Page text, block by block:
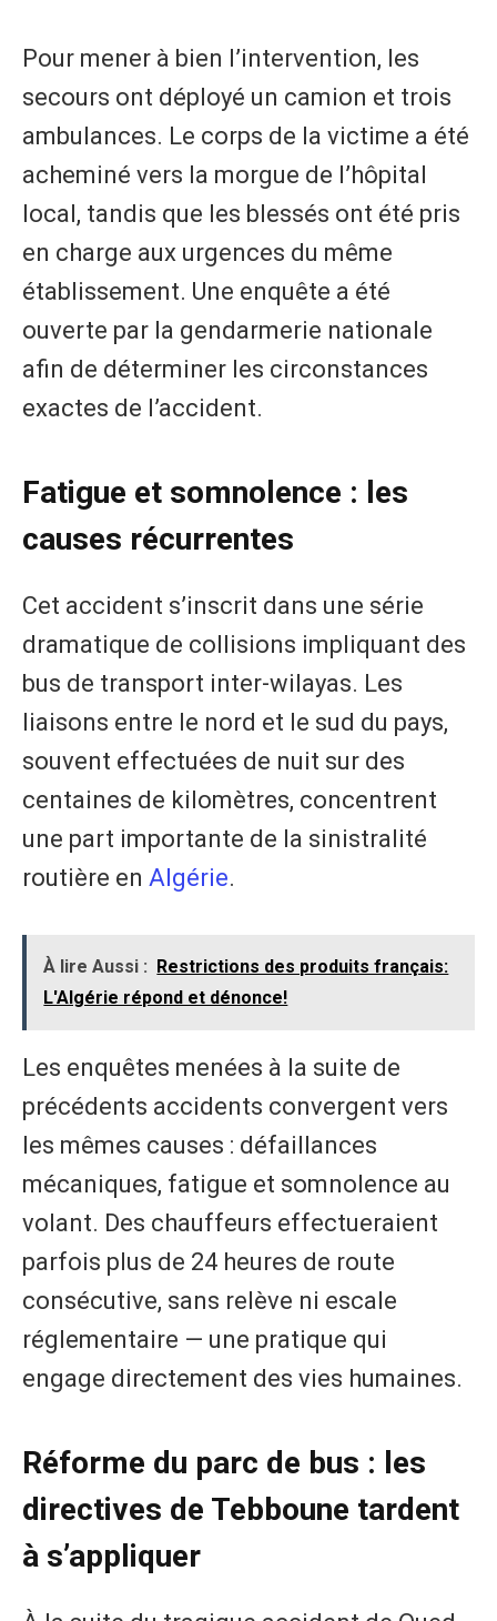
Pour mener à bien l’intervention, les
secours ont déployé un camion et trois
ambulances. Le corps de la victime a été
acheminé vers la morgue de l’hôpital
local, tandis que les blessés ont été pris
en charge aux urgences du même
établissement. Une enquête a été
ouverte par la gendarmerie nationale
afin de déterminer les circonstances
exactes de l’accident.
Fatigue et somnolence : les
causes récurrentes
Cet accident s’inscrit dans une série
dramatique de collisions impliquant des
bus de transport inter-wilayas. Les
liaisons entre le nord et le sud du pays,
souvent effectuées de nuit sur des
centaines de kilomètres, concentrent
une part importante de la sinistralité
routière en Algérie.
À lire Aussi : Restrictions des produits français:
L'Algérie répond et dénonce!
Les enquêtes menées à la suite de
précédents accidents convergent vers
les mêmes causes : défaillances
mécaniques, fatigue et somnolence au
volant. Des chauffeurs effectueraient
parfois plus de 24 heures de route
consécutive, sans relève ni escale
réglementaire — une pratique qui
engage directement des vies humaines.
Réforme du parc de bus : les
directives de Tebboune tardent
à s’appliquer